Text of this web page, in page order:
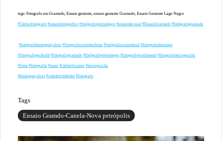
tags: Fotografo em Gramado, Ensaio gestante, ensaio gestante Gramado, Ensaio Gestante Lago Negro
#CleberFotografo #ensaiofotografico #fotógrafoportoalegre #ensaiodecasal #EnsaioGramado #fotógrafogramado
#fotografobentogonçalves #fotografocarlosbarbosa #fotógrafocaxiasdosul #fotografodeensaio
#fotografogaribaldi #fotografogramado #fotógrafoportoalegre #fotografoprofissional #fotografoserragaucha
#fotos #fotografia #amor #cleberbrauner #serragaucha
#bentogonçalves #valedosvinhedos #fotografo
Tags
Ensaio Gramdo-Canela-Nova petrópolis